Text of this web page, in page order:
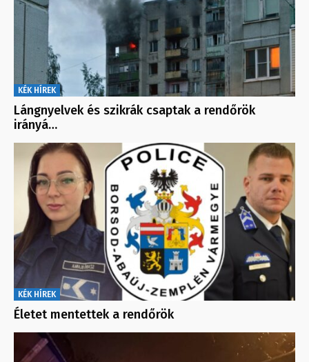
KÉK HÍREK
Lángnyelvek és szikrák csaptak a rendőrök
irányá…
KÉK HÍREK
Életet mentettek a rendőrök